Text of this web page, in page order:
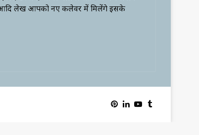
आदि लेख आपको नए कलेवर में मिलेंगे इसके
Pinterest
LinkedIn
YouTube